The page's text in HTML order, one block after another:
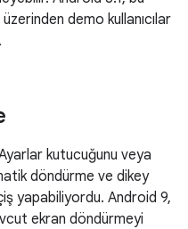
demo kullanıcılar
kutucuğunu veya
döndürme ve dikey
yapabiliyordu. Android 9,
ekran döndürmeyi